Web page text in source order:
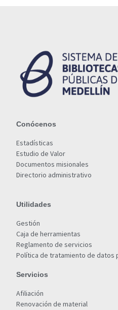
Conócenos
Estadísticas
Estudio de Valor
Documentos misionales
Directorio administrativo
Utilidades
Gestión
Caja de herramientas
Reglamento de servicios
Política de tratamiento de datos
Servicios
Afiliación
Renovación de material